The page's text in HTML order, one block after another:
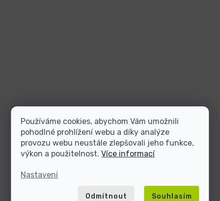
Používáme cookies, abychom Vám umožnili
pohodlné prohlížení webu a díky analýze
provozu webu neustále zlepšovali jeho funkce,
výkon a použitelnost.Více informací
Nastavení
Odmítnout Souhlasím